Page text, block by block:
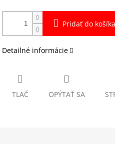
Pridať do košíka
Detailné informácie
TLAČ OPÝTAŤ SA